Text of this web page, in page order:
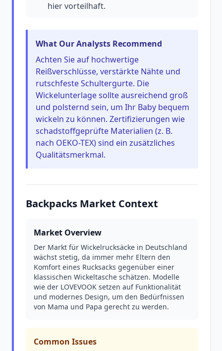
hier vorteilhaft.
What Our Analysts Recommend
Achten Sie auf hochwertige
Reißverschlüsse, verstärkte Nähte und
rutschfeste Schultergurte. Die
Wickelunterlage sollte ausreichend groß
und polsternd sein, um Ihr Baby bequem
wickeln zu können. Zertifizierungen wie
schadstoffgeprüfte Materialien (z. B.
nach OEKO-TEX) sind ein zusätzliches
Qualitätsmerkmal.
Backpacks Market Context
Market Overview
Der Markt für Wickelrucksäcke in Deutschland
wächst stetig, da immer mehr Eltern den
Komfort eines Rucksacks gegenüber einer
klassischen Wickeltasche schätzen. Modelle
wie der LOVEVOOK setzen auf Funktionalität
und modernes Design, um den Bedürfnissen
von Mama und Papa gerecht zu werden.
Common Issues